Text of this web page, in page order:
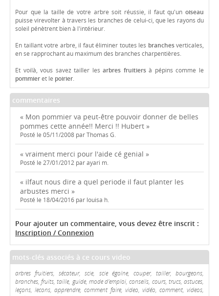
Pour que la taille de votre arbre soit réussie, il faut qu'un oiseau
puisse virevolter à travers les branches de celui-ci, que les rayons du
soleil pénètrent bien à l'intérieur.
En taillant votre arbre, il faut éliminer toutes les branchesverticales,
en se rapprochant au maximum des branches charpentières.
Et voilà, vous savez tailler lesarbres fruitiersà pépins comme le
pommieret le poirier.
commentaires
« Mon pommier va peut-être pouvoir donner de belles
pommes cette année!! Merci !! Hubert »
Posté le 05/11/2008 par Thomas G.
« vraiment merci pour l'aide cé genial »
Posté le 27/01/2012 par ayari m.
« ilfaut nous dire a quel periode il faut planter les
arbustes merci »
Posté le 18/04/2016 par louisa h.
Pour ajouter un commentaire, vous devez être inscrit :
Inscription / Connexion
mots-clés associés à ce cours video
arbres fruitiers, sécateur, scie, scie égoïne, couper, tailler, bourgeons,
branches, fruits, taille, guide, mode d'emploi, conseils, cours, trucs, astuces,
leçons, lecons, apprendre, comment faire, video, vidéo, comment, videos,